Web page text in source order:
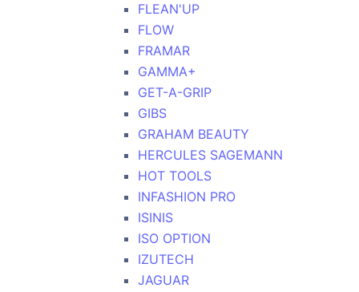
FLEAN'UP
FLOW
FRAMAR
GAMMA+
GET-A-GRIP
GIBS
GRAHAM BEAUTY
HERCULES SAGEMANN
HOT TOOLS
INFASHION PRO
ISINIS
ISO OPTION
IZUTECH
JAGUAR